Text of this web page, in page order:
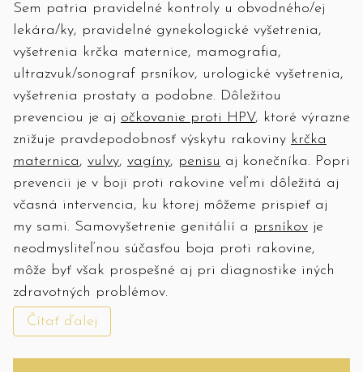
Sem patria pravidelné kontroly u obvodného/ej
lekára/ky, pravidelné gynekologické vyšetrenia,
vyšetrenia krčka maternice, mamografia,
ultrazvuk/sonograf prsníkov, urologické vyšetrenia,
vyšetrenia prostaty a podobne. Dôležitou
prevenciou je aj očkovanie proti HPV, ktoré výrazne
znižuje pravdepodobnosť výskytu rakoviny krčka
maternica, vulvy, vagíny, penisu aj konečníka. Popri
prevencii je v boji proti rakovine veľmi dôležitá aj
včasná intervencia, ku ktorej môžeme prispieť aj
my sami. Samovyšetrenie genitálií a prsníkov je
neodmysliteľnou súčasťou boja proti rakovine,
môže byť však prospešné aj pri diagnostike iných
zdravotných problémov.
Čítať ďalej